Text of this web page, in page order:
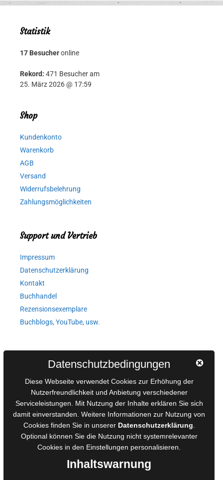
Statistik
17 Besucheronline
Rekord: 471 Besucher am
25. März 2026 @ 17:59
Shop
Kundenkonto
Warenkorb
AGB
Versand
Widerrufsbelehrung
Zahlungsmöglichkeiten
Support und Vertrieb
Impressum
Datenschutzerklärung
Kontakt
Buchhandel
Rezensionsexemplare
Buchblogs, YouTube, usw.
AGB für Medienprojekte
Online-Artikel
Manuskripte einreichen
Ausschreibungen
Belegexemplare
Eigenbedarfsexemplare
Datenschutzbedingungen
Diese Webseite verwendet Cookies zur Erhöhung der
Nutzerfreundlichkeit und Anbietung verschiedener
Serviceleistungen. Mit Nutzung der Inhalte erklären Sie sich
damit einverstanden. Weitere Informationen zur Nutzung von
Cookies finden Sie in unserer Datenschutzerklärung
Optional können Sie die Nutzung nicht systemrelevanter
Cookies in den Einstellungen personalisieren.
Inhaltswarnung